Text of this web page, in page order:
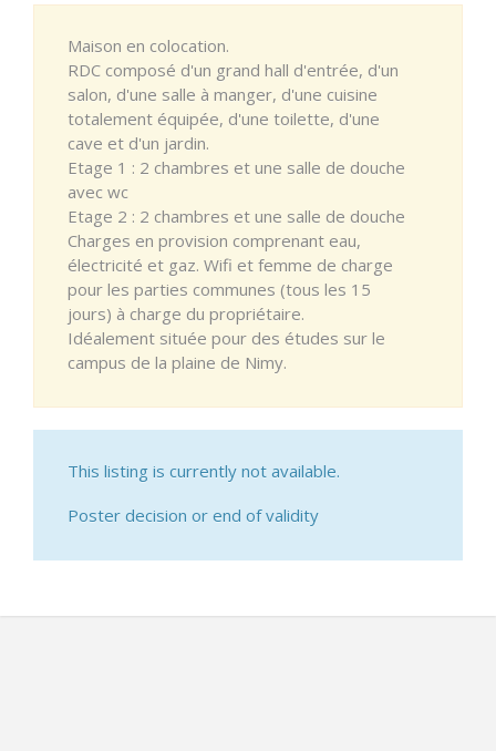
Maison en colocation.
RDC composé d'un grand hall d'entrée, d'un
salon, d'une salle à manger, d'une cuisine
totalement équipée, d'une toilette, d'une
cave et d'un jardin.
Etage 1 : 2 chambres et une salle de douche
avec wc
Etage 2 : 2 chambres et une salle de douche
Charges en provision comprenant eau,
électricité et gaz. Wifi et femme de charge
pour les parties communes (tous les 15
jours) à charge du propriétaire.
Idéalement située pour des études sur le
campus de la plaine de Nimy.
This listing is currently not available.
Poster decision or end of validity